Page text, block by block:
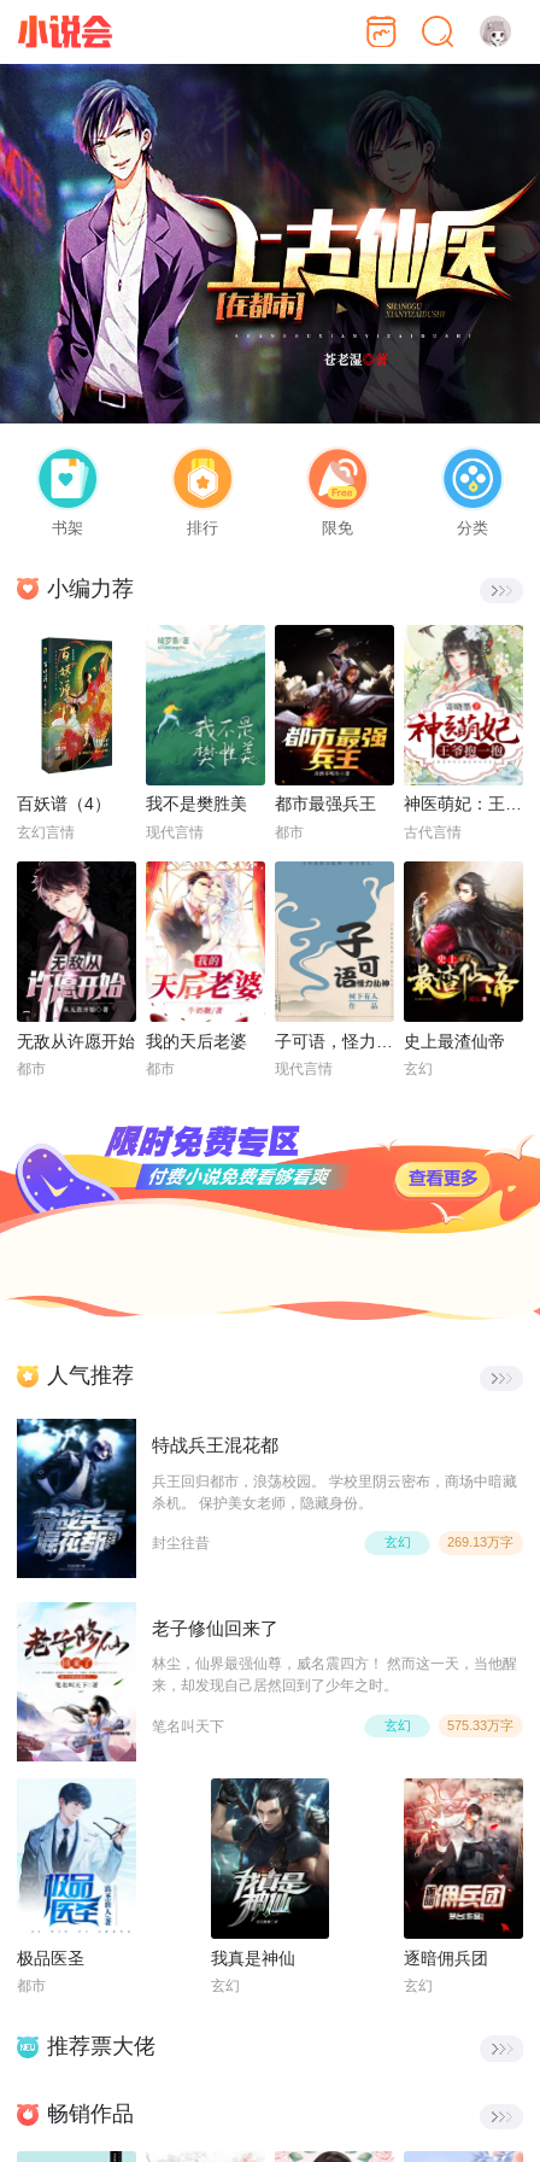
书架 排行 限免 分类
小编力荐
百妖谱（4）
玄幻言情
我不是樊胜美
现代言情
都市最强兵王
都市
神医萌妃：王爷，抱一抱！
古代言情
无敌从许愿开始
都市
我的天后老婆
都市 现代言情
史上最渣仙帝
玄幻
人气推荐
特战兵王混花都
兵王回归都市，浪荡校园。 学校里阴云密布，商场中暗藏
杀机。 保护美女老师，隐藏身份。
封尘往昔 269.13万字
玄幻
老子修仙回来了
林尘，仙界最强仙尊，威名震四方！ 然而这一天，当他醒
来，却发现自己居然回到了少年之时。
笔名叫天下 575.33万字
玄幻
极品医圣
都市
我真是神仙
玄幻
逐暗佣兵团
玄幻
推荐票大佬
畅销作品